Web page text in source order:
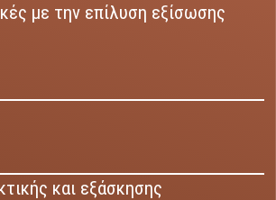
με την επίλυση εξίσωσης
και εξάσκησης